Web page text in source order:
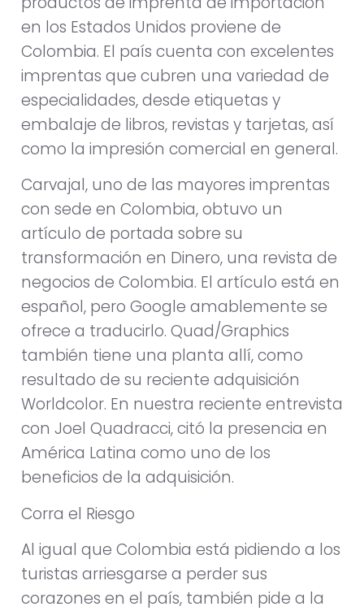
en los Estados Unidos proviene de
Colombia. El país cuenta con excelentes
imprentas que cubren una variedad de
especialidades, desde etiquetas y
embalaje de libros, revistas y tarjetas, así
como la impresión comercial en general.
Carvajal, uno de las mayores imprentas
con sede en Colombia, obtuvo un
artículo de portada sobre su
transformación en Dinero, una revista de
negocios de Colombia. El artículo está en
español, pero Google amablemente se
ofrece a traducirlo. Quad/Graphics
también tiene una planta allí, como
resultado de su reciente adquisición
Worldcolor. En nuestra reciente entrevista
con Joel Quadracci, citó la presencia en
América Latina como uno de los
beneficios de la adquisición.
Corra el Riesgo
Al igual que Colombia está pidiendo a los
turistas arriesgarse a perder sus
corazones en el país, también pide a la